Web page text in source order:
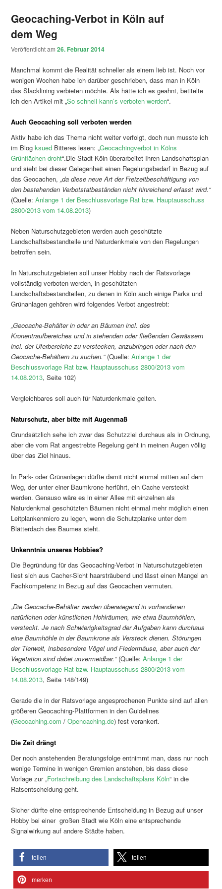
Geocaching-Verbot in Köln auf
dem Weg
Veröffentlicht am26. Februar 2014
Manchmal kommt die Realität schneller als einem lieb ist. Noch vor
wenigen Wochen habe ich darüber geschrieben, dass man in Köln
das Slacklining verbieten möchte. Als hätte ich es geahnt, betitelte
ich den Artikel mit „So schnell kann’s verboten werden“.
Auch Geocaching soll verboten werden
Aktiv habe ich das Thema nicht weiter verfolgt, doch nun musste ich
im Blogksued Bitteres lesen: „Geocachingverbot in Kölns
Grünflächen droht“.Die Stadt Köln überarbeitet Ihren Landschaftsplan
und sieht bei dieser Gelegenheit einen Regelungsbedarf in Bezug auf
das Geocachen,„da diese neue Art der Freizeitbeschäftigung von
den bestehenden Verbotstatbeständen nicht hinreichend erfasst wird.“
(Quelle:Anlange 1 der Beschlussvorlage Rat bzw. Hauptausschuss
2800/2013 vom 14.08.2013)
Neben Naturschutzgebieten werden auch geschützte
Landschaftsbestandteile und Naturdenkmale von den Regelungen
betroffen sein.
In Naturschutzgebieten soll unser Hobby nach der Ratsvorlage
vollständig verboten werden, in geschützten
Landschaftsbestandteilen, zu denen in Köln auch einige Parks und
Grünanlagen gehören wird folgendes Verbot angestrebt:
„Geocache-Behälter in oder an Bäumen incl. des
Kronentraufbereiches und in stehenden oder fließenden Gewässern
incl. der Uferbereiche zu verstecken, anzubringen oder nach den
Geocache-Behältern zu suchen.“ (Quelle:Anlange 1 der
Beschlussvorlage Rat bzw. Hauptausschuss 2800/2013 vom
14.08.2013, Seite 102)
Vergleichbares soll auch für Naturdenkmale gelten.
Naturschutz, aber bitte mit Augenmaß
Grundsätzlich sehe ich zwar das Schutzziel durchaus als in Ordnung,
aber die vom Rat angestrebte Regelung geht in meinen Augen völlig
über das Ziel hinaus.
In Park- oder Grünanlagen dürfte damit nicht einmal mitten auf dem
Weg, der unter einer Baumkrone herführt, ein Cache versteckt
werden. Genauso wäre es in einer Allee mit einzelnen als
Naturdenkmal geschützten Bäumen nicht einmal mehr möglich einen
Leitplankenmicro zu legen, wenn die Schutzplanke unter dem
Blätterdach des Baumes steht.
Unkenntnis unseres Hobbies?
Die Begründung für das Geocaching-Verbot in Naturschutzgebieten
liest sich aus Cacher-Sicht haarsträubend und lässt einen Mangel an
Fachkompetenz in Bezug auf das Geocachen vermuten.
„Die Geocache-Behälter werden überwiegend in vorhandenen
natürlichen oder künstlichen Hohlräumen, wie etwa Baumhöhlen,
versteckt. Je nach Schwierigkeitsgrad der Aufgaben kann durchaus
eine Baumhöhle in der Baumkrone als Versteck dienen. Störungen
der Tierwelt, insbesondere Vögel und Fledermäuse, aber auch der
Vegetation sind dabei unvermeidbar.“(Quelle:Anlange 1 der
Beschlussvorlage Rat bzw. Hauptausschuss 2800/2013 vom
14.08.2013, Seite 148/149)
Gerade die in der Ratsvorlage angesprochenen Punkte sind auf allen
größeren Geocaching-Plattformen in den Guidelines
(Geocaching.com /Opencaching.de) fest verankert.
Die Zeit drängt
Der noch anstehenden Beratungsfolge entnimmt man, dass nur noch
wenige Termine in wenigen Gremien anstehen, bis dass diese
Vorlage zur „Fortschreibung des Landschaftsplans Köln“ in die
Ratsentscheidung geht.
Sicher dürfte eine entsprechende Entscheidung in Bezug auf unser
Hobby bei einer großen Stadt wie Köln eine entsprechende
Signalwirkung auf andere Städte haben.
teilen teilen
merken